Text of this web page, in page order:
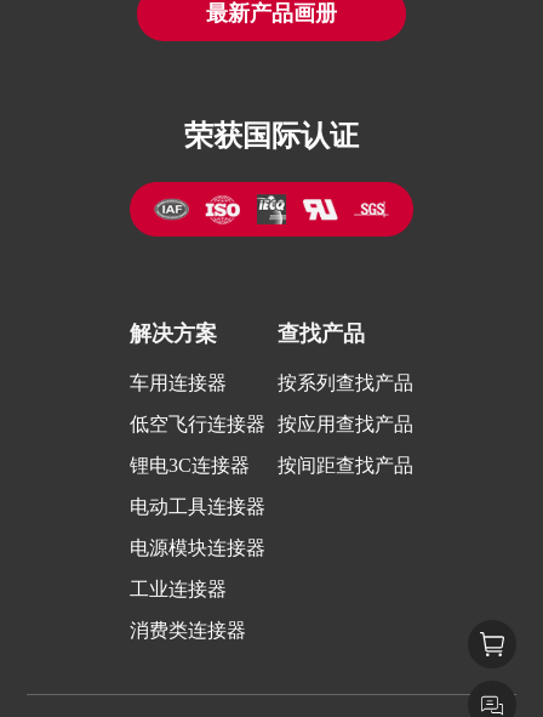
最新产品画册
解决方案
车用连接器
低空飞行连接器
锂电3C连接器
电动工具连接器
电源模块连接器
工业连接器
消费类连接器
查找产品
按系列查找产品
按应用查找产品
按间距查找产品
荣获国际认证